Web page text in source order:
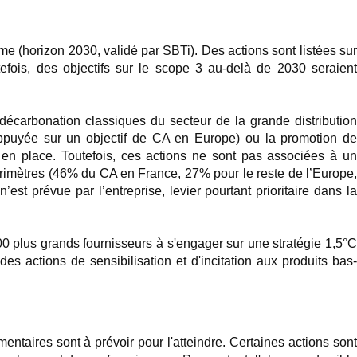
(horizon 2030, validé par SBTi). Des actions sont listées sur
des objectifs sur le scope 3 au-delà de 2030 seraient
classiques du secteur de la grande distribution
sur un objectif de CA en Europe) ou la promotion de
place. Toutefois, ces actions ne sont pas associées à un
(46% du CA en France, 27% pour le reste de l’Europe,
prévue par l’entreprise, levier pourtant prioritaire dans la
plus grands fournisseurs à s'engager sur une stratégie 1,5°C
actions de sensibilisation et d'incitation aux produits bas-
sont à prévoir pour l'atteindre. Certaines actions sont